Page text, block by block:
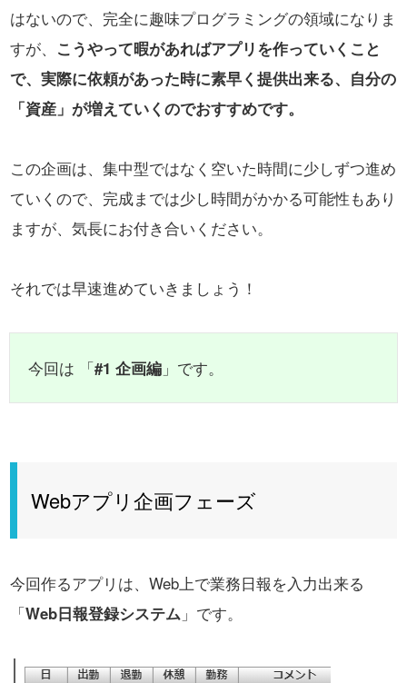
はないので、完全に趣味プログラミングの領域になりま
すが、 こうやって暇があればアプリを作っていくこと
で、実際に依頼があった時に素早く提供出来る、自分の
「資産」が増えていくのでおすすめです。
この企画は、集中型ではなく空いた時間に少しずつ進め
ていくので、完成までは少し時間がかかる可能性もあり
ますが、気長にお付き合いください。
それでは早速進めていきましょう！
今回は 「#1 企画編 」です。
Webアプリ企画フェーズ
今回作るアプリは、Web上で業務日報を入力出来る
「Web日報登録システム 」です。